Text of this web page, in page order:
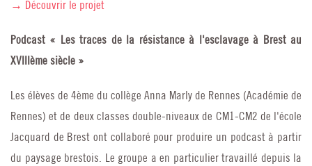
→ Découvrir le projet
Podcast « Les traces de la résistance à l'esclavage à Brest au
XVIIIème siècle »
Les élèves de 4ème du collège Anna Marly de Rennes (Académie de
Rennes) et de deux classes double-niveaux de CM1-CM2 de l'école
Jacquard de Brest ont collaboré pour produire un podcast à partir
du paysage brestois. Le groupe a en particulier travaillé depuis la